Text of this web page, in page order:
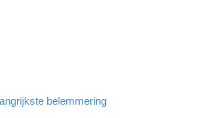
belemmering